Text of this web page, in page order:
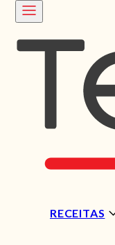
RECEITAS